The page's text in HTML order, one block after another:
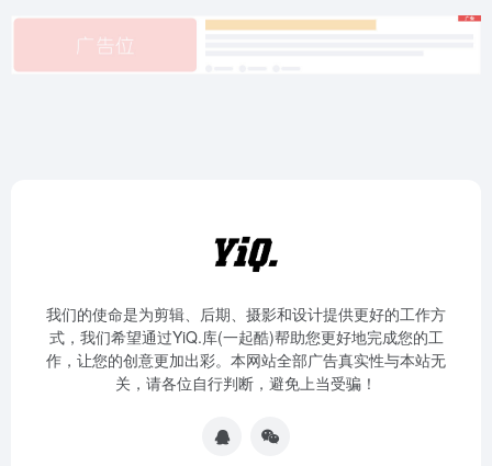
我们的使命是为剪辑、后期、摄影和设计提供更好的工作方
式，我们希望通过YiQ.库(一起酷)帮助您更好地完成您的工
作，让您的创意更加出彩。本网站全部广告真实性与本站无
关，请各位自行判断，避免上当受骗！